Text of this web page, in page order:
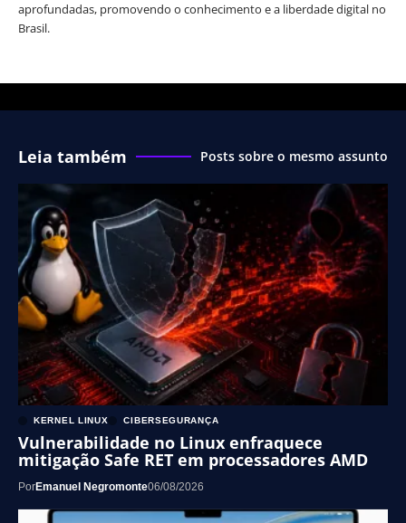
aprofundadas, promovendo o conhecimento e a liberdade digital no
Brasil.
Leia também Posts sobre o mesmo assunto
KERNEL LINUX CIBERSEGURANÇA
Vulnerabilidade no Linux enfraquece
mitigação Safe RET em processadores AMD
PorEmanuel Negromonte06/08/2026